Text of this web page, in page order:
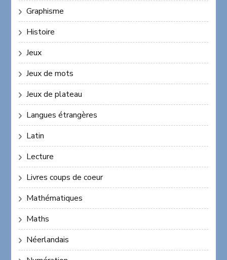
Graphisme
Histoire
Jeux
Jeux de mots
Jeux de plateau
Langues étrangères
Latin
Lecture
Livres coups de coeur
Mathématiques
Maths
Néerlandais